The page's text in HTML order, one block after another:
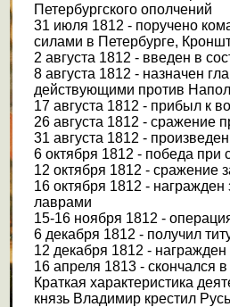
Петербургского ополчений
31 июля 1812 - поручено
силами в Петербурге,
2 августа 1812 - введен в
8 августа 1812 - назначен
действующими против
17 августа 1812 - прибыл к
26 августа 1812 - сражение
31 августа 1812 -
6 октября 1812 - победа при
12 октября 1812 - сражение
16 октября 1812 -
лаврами
15-16 ноября 1812 -
6 декабря 1812 - получил
12 декабря 1812 -
16 апреля 1813 - скончался
Краткая характеристика
князь Владимир крестил